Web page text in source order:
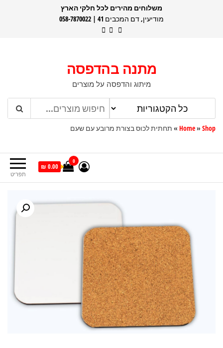
משלוחים מהירים לכל חלקי הארץ
מודיעין, דם המכבים 41 | 058-7870022
מתנה בהדפסה
מיתוג והדפסה על מוצרים
Home» Shop
» תחתית לכוס בצורת מרובע עם שעם
תפריט
0
0.00 ₪